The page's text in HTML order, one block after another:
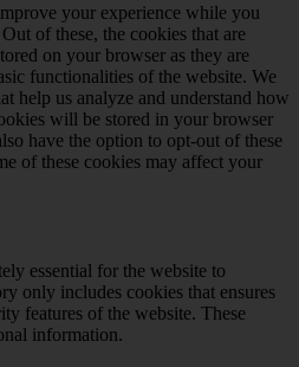
your experience while you
of these, the cookies that are
on your browser as they are
functionalities of the website. We
help us analyze and understand how
will be stored in your browser
have the option to opt-out of these
of these cookies may affect your
essential for the website to
only includes cookies that ensures
features of the website. These
information.